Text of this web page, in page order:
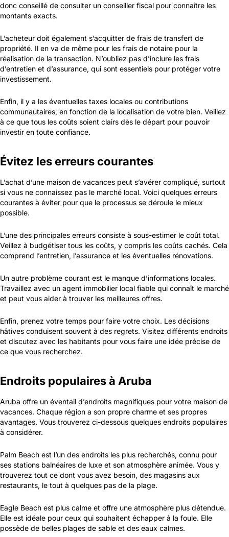
donc conseillé de consulter un conseiller fiscal pour connaître les
montants exacts.
L’acheteur doit également s’acquitter de frais de transfert de
propriété. Il en va de même pour les frais de notaire pour la
réalisation de la transaction. N’oubliez pas d’inclure les frais
d’entretien et d’assurance, qui sont essentiels pour protéger votre
investissement.
Enfin, il y a les éventuelles taxes locales ou contributions
communautaires, en fonction de la localisation de votre bien. Veillez
à ce que tous les coûts soient clairs dès le départ pour pouvoir
investir en toute confiance.
Évitez les erreurs courantes
L’achat d’une maison de vacances peut s’avérer compliqué, surtout
si vous ne connaissez pas le marché local. Voici quelques erreurs
courantes à éviter pour que le processus se déroule le mieux
possible.
L’une des principales erreurs consiste à sous-estimer le coût total.
Veillez à budgétiser tous les coûts, y compris les coûts cachés. Cela
comprend l’entretien, l’assurance et les éventuelles rénovations.
Un autre problème courant est le manque d’informations locales.
Travaillez avec un agent immobilier local fiable qui connaît le marché
et peut vous aider à trouver les meilleures offres.
Enfin, prenez votre temps pour faire votre choix. Les décisions
hâtives conduisent souvent à des regrets. Visitez différents endroits
et discutez avec les habitants pour vous faire une idée précise de
ce que vous recherchez.
Endroits populaires à Aruba
Aruba offre un éventail d’endroits magnifiques pour votre maison de
vacances. Chaque région a son propre charme et ses propres
avantages. Vous trouverez ci-dessous quelques endroits populaires
à considérer.
Palm Beach est l’un des endroits les plus recherchés, connu pour
ses stations balnéaires de luxe et son atmosphère animée. Vous y
trouverez tout ce dont vous avez besoin, des magasins aux
restaurants, le tout à quelques pas de la plage.
Eagle Beach est plus calme et offre une atmosphère plus détendue.
Elle est idéale pour ceux qui souhaitent échapper à la foule. Elle
possède de belles plages de sable et des eaux calmes.